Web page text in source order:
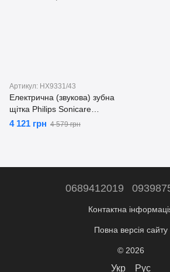
Артикул: HX9331/43
Електрична (звукова) зубна
щітка Philips Sonicare
DiamondClean HX9331/43
4 121 грн 4 579 грн
0689412019
Контактна
Повна версія сайту
© 2026
Укр Рус